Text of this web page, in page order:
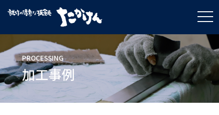
t
o
g
e
n
a
v
i
t
PROCESSING
加工事例